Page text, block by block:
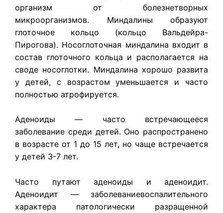
организм от болезнетворных
микроорганизмов. Миндалины образуют
глоточное кольцо (кольцо Вальдейра-
Пирогова). Носоглоточная миндалина входит в
состав глоточного кольца и располагается на
своде носоглотки. Миндалина хорошо развита
у детей, с возрастом уменьшается и часто
полностью атрофируется.
Аденоиды — часто встречающееся
заболевание среди детей. Оно распространено
в возрасте от 1 до 15 лет, но чаще встречается
у детей 3-7 лет.
Часто путают аденоиды и аденоидит.
Аденоидит — заболеваниевоспалительного
характера патологически разращенной